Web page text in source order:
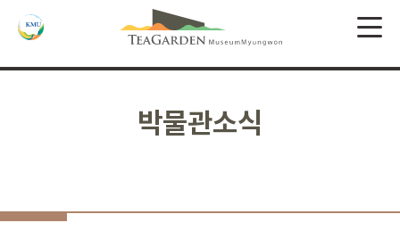
박물관소식